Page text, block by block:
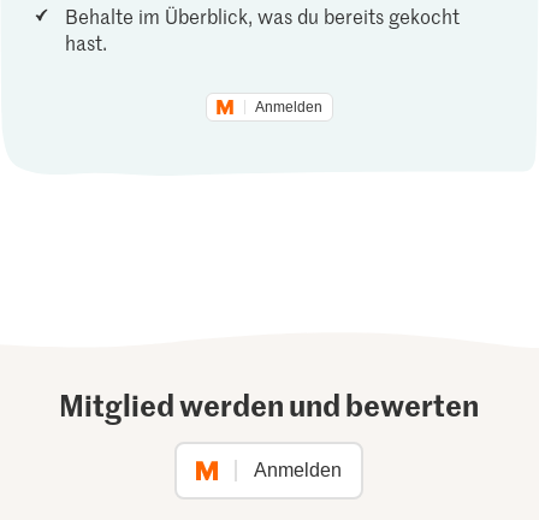
Behalte im Überblick, was du bereits gekocht
hast.
Anmelden
Mitglied werden und bewerten
Anmelden